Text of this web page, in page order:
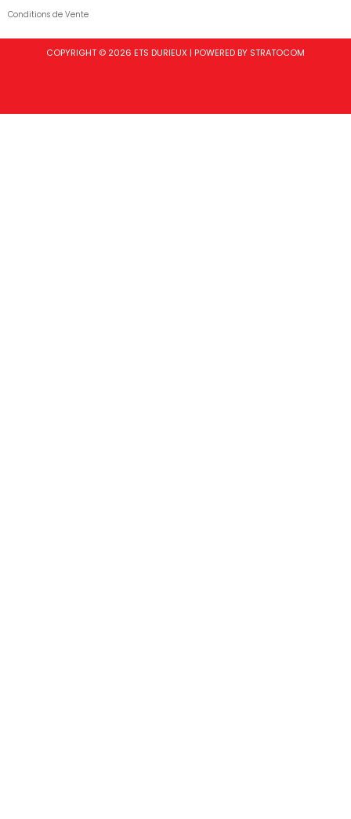
Conditions de Vente
COPYRIGHT © 2026 ETS DURIEUX | POWERED BY STRATOCOM